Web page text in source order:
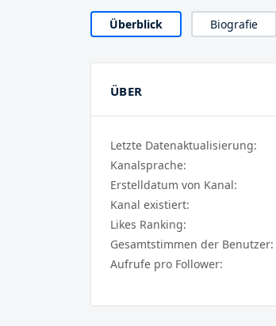
Überblick Biografie
ÜBER
Letzte Datenaktualisierung:
Kanalsprache:
Erstelldatum von Kanal:
Kanal existiert:
Likes Ranking:
Gesamtstimmen der Benutzer:
Aufrufe pro Follower: